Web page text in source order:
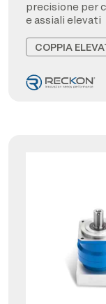
precisione per
e assiali elevati
COPPIA